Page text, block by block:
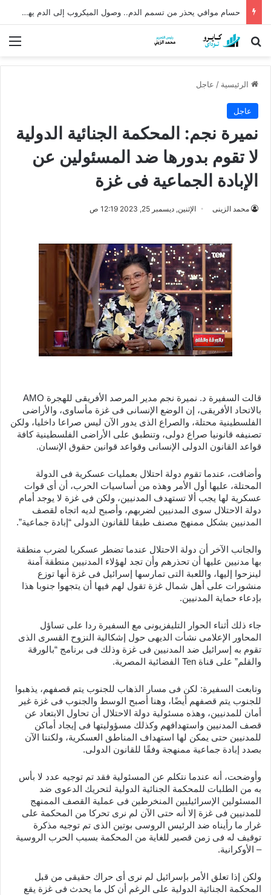
حسام موافي يحذر من تسمم الدم.. وصول الميكروب إلى الدم يهدد الحياة
بحث عن
الرئيسية / عاجل
عاجل
نميرة نجم: المحكمة الجنائية الدولية
لا تقوم بدورها ضد المسئولين عن
الإبادة الجماعية فى غزة
محمد الزينى الإثنين, ديسمبر 25, 2023 12:19 ص
قالت السفيرة د. نميرة نجم مدير المرصد الأفريقى للهجرة AMO
بالاتحاد الأفريقى، إن الوضع الإنسانى فى غزة مأساوى، والأراضى
الفلسطينية محتلة، والصراع الذى يدور الآن ليس صراعا داخليا، ولكن
تصنيفه قانونيا صراع دولى، وتنطبق على الأراضى الفلسطينية كافة
قواعد القانون الدولى الإنسانى وقواعد قوانين حقوق الإنسان.
وأضافت، عندما تقوم دولة احتلال بعمليات عسكرية فى الدولة
المحتلة، عليها أول الأمر وهذه من أساسيات الحرب، أن أى قوات
عسكرية لها يجب ألا تستهدف المدنيين، ولكن فى غزة لا يوجد أمام
دولة الاحتلال سوى المدنيين لضربهم، وأصبح لديه اتجاه لقصف
المدنيين بشكل ممنهج مصنف طبقا للقانون الدولى “إبادة جماعية”.
والجانب الآخر أن دولة الاحتلال عندما تضطر عسكريا لضرب منطقة
بها مدنيين عليها أن تحذرهم وأن تجد لهؤلاء المدنيين منطقة آمنة
لينزحوا إليها، واللعبة التى تمارسها إسرائيل فى غزة أنها توزع
منشورات على أهل شمال غزة تقول لهم فيها أن يتجهوا جنوبا هذا
بإدعاء حماية المدنيين.
جاء ذلك أثناء الحوار التليفزيونى مع السفيرة ردا على تساؤل
المحاور الإعلامى نشأت الديهى حول إشكالية النزوح القسرى الذى
تقوم به إسرائيل ضد المدنيين فى غزة وذلك فى برنامج “بالورقة
والقلم” على قناة Ten الفضائية المصرية.
وتابعت السفيرة: لكن فى مسار الذهاب للجنوب يتم قصفهم، يذهبوا
للجنوب يتم قصفهم أيضًا، وهنا أصبح الوسط والجنوب فى غزة غير
أمان للمدنيين، وهذه مسئولية دولة الاحتلال أن تحاول الابتعاد عن
قصف المدنيين واستهدافهم وكذلك مسؤوليتها فى إيجاد أماكن
للمدنيين حتى يمكن لها استهداف المناطق العسكرية، ولكننا الآن
بصدد إبادة جماعية ممنهجة وفقًا للقانون الدولى.
وأوضحت، أنه عندما نتكلم عن المسئولية فقد تم توجيه عدد لا بأس
به من الطلبات للمحكمة الجنائية الدولية لتحريك الدعوى ضد
المسئولين الإسرائيليين المنخرطين فى عملية القصف الممنهج
للمدنيين فى غزة إلا أنه حتى الآن لم نرى تحركا من المحكمة على
غرار ما رأيناه ضد الرئيس الروسى بوتين الذى تم توجيه مذكرة
توقيف له فى زمن قصير للغاية من المحكمة بسبب الحرب الروسية
– الأوكرانية.
ولكن إذا تعلق الأمر بإسرائيل لم نرى أى حراك حقيقى من قبل
المحكمة الجنائية الدولية على الرغم أن كل ما يحدث فى غزة يقع